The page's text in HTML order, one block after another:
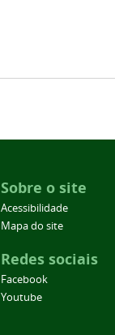
Sobre o site
Acessibilidade
Mapa do site
Redes sociais
Facebook
Youtube